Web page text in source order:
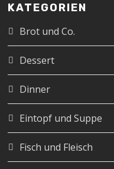
KATEGORIEN
Brot und Co.
Dessert
Dinner
Eintopf und Suppe
Fisch und Fleisch